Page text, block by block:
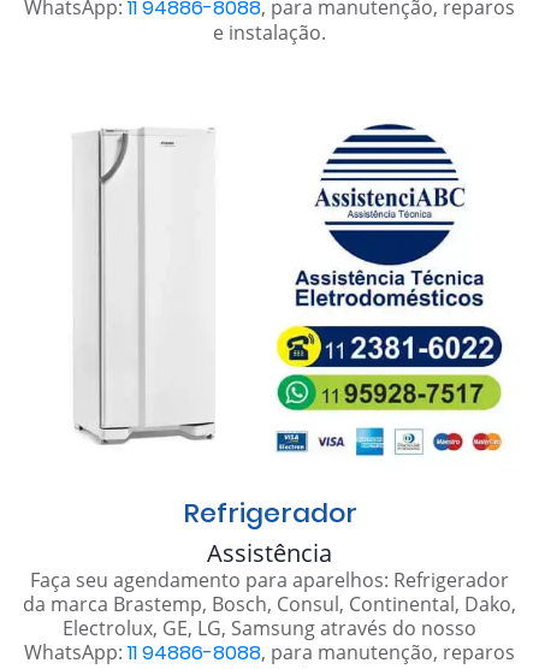
WhatsApp: 11 94886-8088, para manutenção, reparos
e instalação.
Refrigerador
Assistência
Faça seu agendamento para aparelhos: Refrigerador
da marca Brastemp, Bosch, Consul, Continental, Dako,
Electrolux, GE, LG, Samsung através do nosso
WhatsApp: 11 94886-8088, para manutenção, reparos